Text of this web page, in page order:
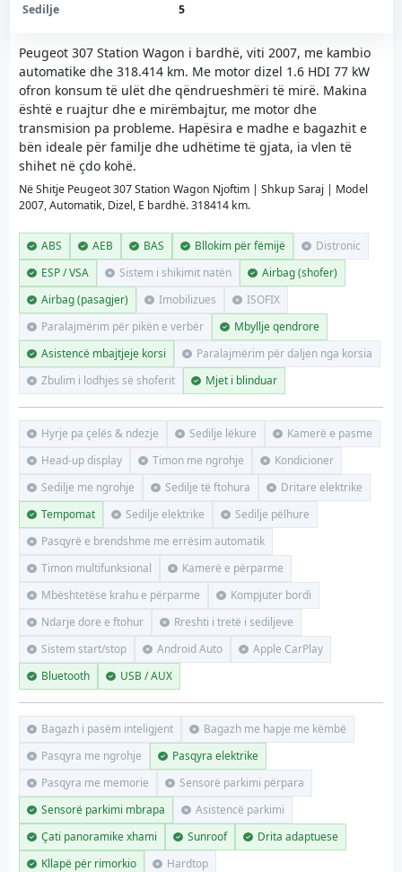
Peugeot 307 Station Wagon i bardhë, viti 2007, me kambio
automatike dhe 318.414 km. Me motor dizel 1.6 HDI 77 kW
ofron konsum të ulët dhe qëndrueshmëri të mirë. Makina
është e ruajtur dhe e mirëmbajtur, me motor dhe
transmision pa probleme. Hapësira e madhe e bagazhit e
bën ideale për familje dhe udhëtime të gjata, ia vlen të
shihet në çdo kohë.
Në Shitje Peugeot 307 Station Wagon Njoftim | Shkup Saraj | Model
2007, Automatik, Dizel, E bardhë. 318414 km.
ABS AEB BAS Bllokim për fëmijë
Distronic
ESP / VSA
Sistem i shikimit natën
Airbag (shofer)
Airbag (pasagjer)
Imobilizues
ISOFIX
Paralajmërim për pikën e verbër
Mbyllje qendrore
Asistencë mbajtjeje korsi
Paralajmërim për daljen nga korsia
Zbulim i lodhjes së shoferit
Mjet i blinduar
Hyrje pa çelës & ndezje Sedilje lëkure
Kamerë e pasme
Head-up display
Timon me ngrohje
Kondicioner
Sedilje me ngrohje
Sedilje të ftohura
Dritare elektrike
Tempomat
Sedilje elektrike
Sedilje pëlhure
Pasqyrë e brendshme me errësim automatik
Timon multifunksional
Kamerë e përparme
Mbështetëse krahu e përparme
Kompjuter bordi
Ndarje dore e ftohur
Rreshti i tretë i sediljeve
Sistem start/stop
Android Auto
Apple CarPlay
Bluetooth
USB / AUX
Bagazh i pasëm inteligjent
Bagazh me hapje me këmbë
Pasqyra me ngrohje
Pasqyra elektrike
Pasqyra me memorie
Sensorë parkimi përpara
Sensorë parkimi mbrapa
Asistencë parkimi
Çati panoramike xhami
Sunroof
Drita adaptuese
Kllapë për rimorkio
Hardtop
Sedilje
5